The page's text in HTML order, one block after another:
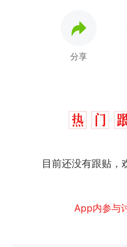
分享
目前还没有跟贴，
App内参与
热
那个在床
交5060元才